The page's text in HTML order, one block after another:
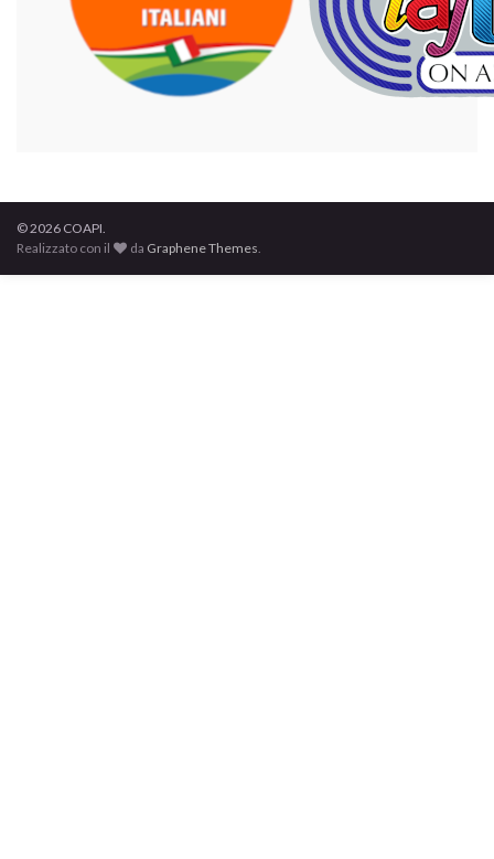
© 2026 COAPI.
Realizzato con il
da Graphene Themes.